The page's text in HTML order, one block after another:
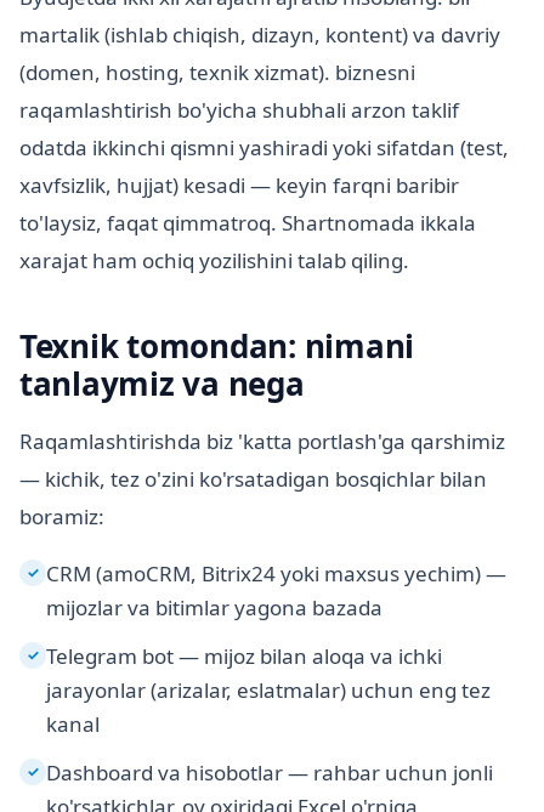
martalik (ishlab chiqish, dizayn, kontent) va davriy
(domen, hosting, texnik xizmat). biznesni
raqamlashtirish bo'yicha shubhali arzon taklif
odatda ikkinchi qismni yashiradi yoki sifatdan (test,
xavfsizlik, hujjat) kesadi — keyin farqni baribir
to'laysiz, faqat qimmatroq. Shartnomada ikkala
xarajat ham ochiq yozilishini talab qiling.
Texnik tomondan: nimani
tanlaymiz va nega
Raqamlashtirishda biz 'katta portlash'ga qarshimiz
— kichik, tez o'zini ko'rsatadigan bosqichlar bilan
boramiz:
✓ CRM (amoCRM, Bitrix24 yoki maxsus yechim) —
mijozlar va bitimlar yagona bazada
✓ Telegram bot — mijoz bilan aloqa va ichki
jarayonlar (arizalar, eslatmalar) uchun eng tez
kanal
✓ Dashboard va hisobotlar — rahbar uchun jonli